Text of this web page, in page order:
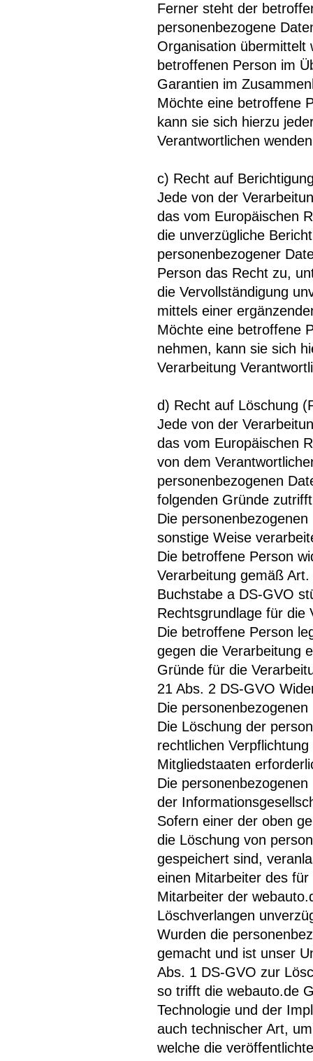
Ferner steht der
personenbezogene
Organisation
betroffenen Person im
Garantien im
Möchte eine betroffene
kann sie sich hierzu
Verantwortlichen
c) Recht auf
Jede von der
das vom Europäischen
die unverzügliche
personenbezogener
Person das Recht zu,
die Vervollständigung
mittels einer
Möchte eine betroffene
nehmen, kann sie sich
Verarbeitung
d) Recht auf Löschung
Jede von der
das vom Europäischen
von dem
personenbezogenen
folgenden Gründe
Die
sonstige Weise
Die betroffene Person
Verarbeitung gemäß
Buchstabe a DS-GVO
Rechtsgrundlage für die
Die betroffene Person
gegen die Verarbeitung
Gründe für die
21 Abs. 2 DS-GVO
Die
Die Löschung der
rechtlichen
Mitgliedstaaten
Die
der
Sofern einer der oben
die Löschung von
gespeichert sind,
einen Mitarbeiter des
Mitarbeiter der
Löschverlangen
Wurden die
gemacht und ist unser
Abs. 1 DS-GVO zur
so trifft die webauto.de
Technologie und der
auch technischer Art,
welche die